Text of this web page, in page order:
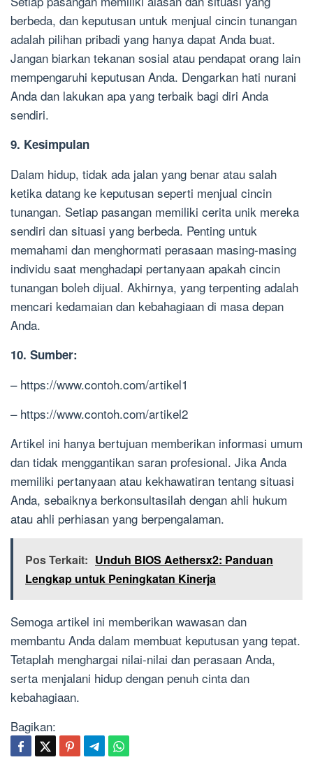
berbeda, dan keputusan untuk menjual cincin tunangan
adalah pilihan pribadi yang hanya dapat Anda buat.
Jangan biarkan tekanan sosial atau pendapat orang lain
mempengaruhi keputusan Anda. Dengarkan hati nurani
Anda dan lakukan apa yang terbaik bagi diri Anda
sendiri.
9. Kesimpulan
Dalam hidup, tidak ada jalan yang benar atau salah
ketika datang ke keputusan seperti menjual cincin
tunangan. Setiap pasangan memiliki cerita unik mereka
sendiri dan situasi yang berbeda. Penting untuk
memahami dan menghormati perasaan masing-masing
individu saat menghadapi pertanyaan apakah cincin
tunangan boleh dijual. Akhirnya, yang terpenting adalah
mencari kedamaian dan kebahagiaan di masa depan
Anda.
10. Sumber:
– https://www.contoh.com/artikel1
– https://www.contoh.com/artikel2
Artikel ini hanya bertujuan memberikan informasi umum
dan tidak menggantikan saran profesional. Jika Anda
memiliki pertanyaan atau kekhawatiran tentang situasi
Anda, sebaiknya berkonsultasilah dengan ahli hukum
atau ahli perhiasan yang berpengalaman.
Pos Terkait: Unduh BIOS Aethersx2: Panduan
Lengkap untuk Peningkatan Kinerja
Semoga artikel ini memberikan wawasan dan
membantu Anda dalam membuat keputusan yang tepat.
Tetaplah menghargai nilai-nilai dan perasaan Anda,
serta menjalani hidup dengan penuh cinta dan
kebahagiaan.
Bagikan: